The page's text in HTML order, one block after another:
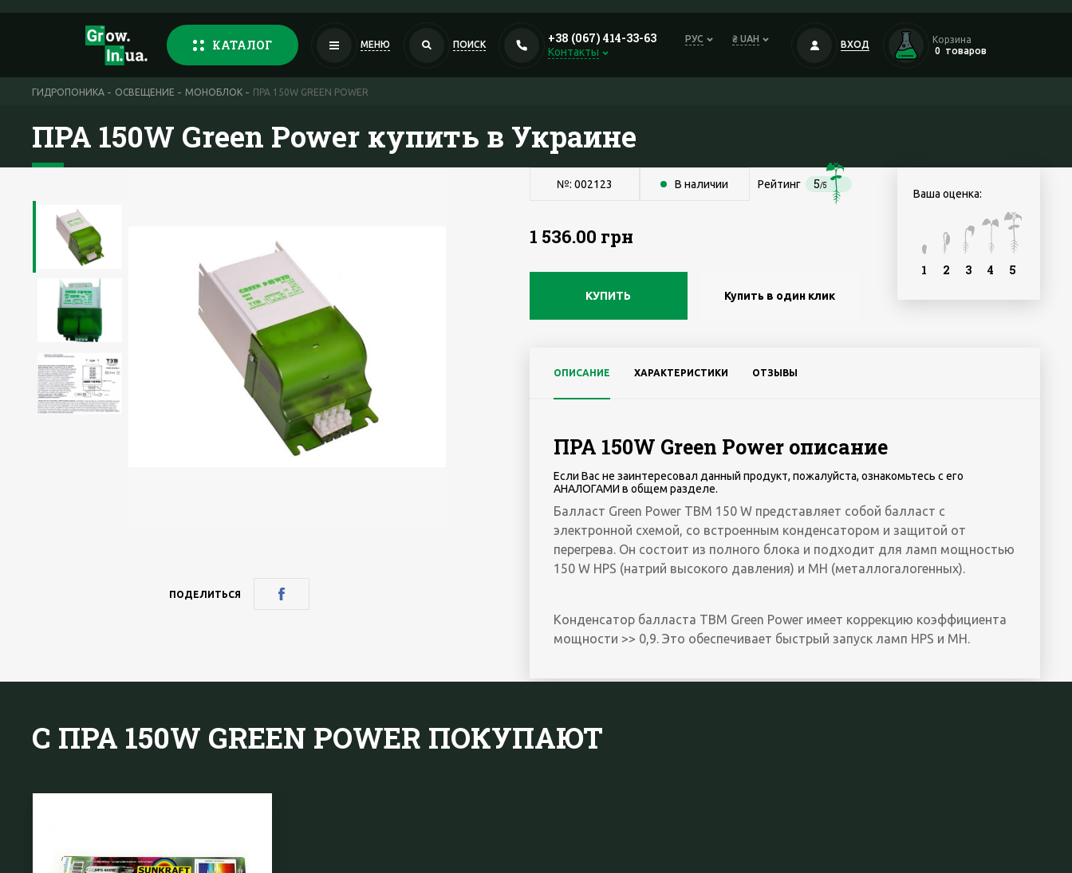
КАТАЛОГ МЕНЮ ПОИСК +38 (067) 414-33-63
Контакты
РУС ₴ UAH
ВХОД
Корзина
0 товаров
ГИДРОПОНИКА ОСВЕЩЕНИЕ МОНОБЛОК ПРА 150W GREEN POWER
ПРА 150W Green Power купить в Украине
ПОДЕЛИТЬСЯ
№: 002123 В наличии Рейтинг 5/5
1 536.00 грн
КУПИТЬ Купить в один клик
Ваша оценка:
5
4
3
2
1
ОПИСАНИЕ ХАРАКТЕРИСТИКИ ОТЗЫВЫ
ПРА 150W Green Power описание
Если Вас не заинтересовал данный продукт, пожалуйста, ознакомьтесь с его
АНАЛОГАМИ в общем разделе.
Балласт Green Power TBM 150 W представляет собой балласт с
электронной схемой, со встроенным конденсатором и защитой от
перегрева. Он состоит из полного блока и подходит для ламп мощностью
150 W HPS (натрий высокого давления) и MH (металлогалогенных).
Конденсатор балласта TBM Green Power имеет коррекцию коэффициента
мощности >> 0,9. Это обеспечивает быстрый запуск ламп HPS и MH.
С ПРА 150W GREEN POWER ПОКУПАЮТ